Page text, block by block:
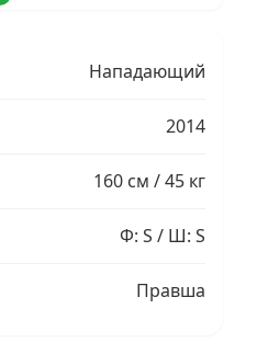
Нападающий
2014
160 см / 45 кг
Ф: S / Ш: S
Правша